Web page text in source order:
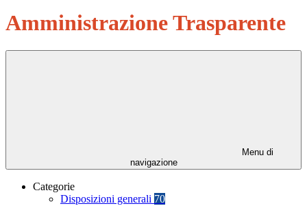
Amministrazione Trasparente
Menu di
navigazione
Categorie
Disposizioni generali 70